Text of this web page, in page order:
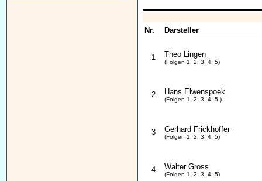
Nr. Darsteller
1 Theo Lingen
(Folgen 1, 2, 3, 4, 5)
2 Hans Elwenspoek
(Folgen 1, 2, 3, 4, 5 )
3 Gerhard Frickhöffer
(Folgen 1, 2, 3, 4, 5)
4 Walter Gross
(Folgen 1, 2, 3, 4, 5)